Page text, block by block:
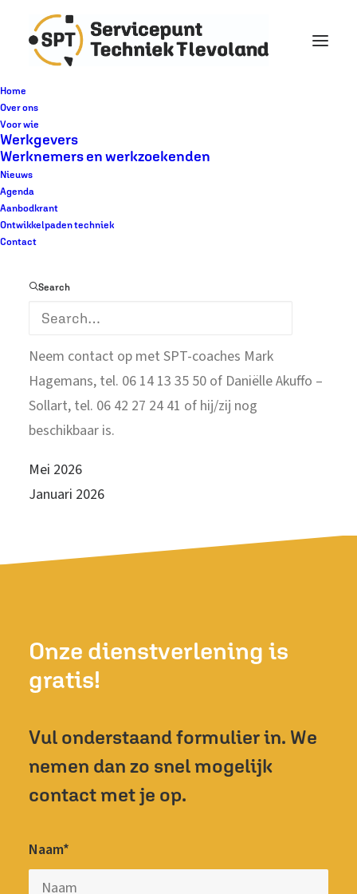
Home
Over ons
Voor wie
Werkgevers
Werknemers en werkzoekenden
Nieuws
Agenda
Aanbodkrant
Ontwikkelpaden techniek
Contact
Search
Voorgaande
Aanbodkranten 2026
Neem contact op met SPT-coaches Mark
Hagemans, tel. 06 14 13 35 50 of Daniëlle Akuffo –
Sollart, tel. 06 42 27 24 41 of hij/zij nog
beschikbaar is.
Mei 2026
Januari 2026
Onze dienstverlening is
gratis!
Vul onderstaand formulier in. We
nemen dan zo snel mogelijk
contact met je op.
Naam*